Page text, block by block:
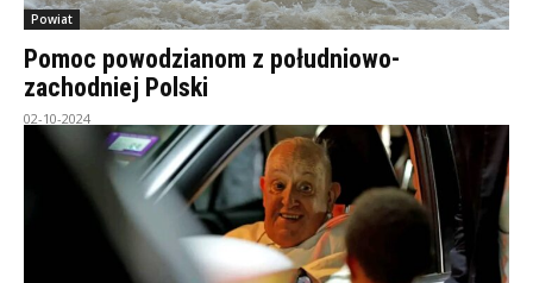
Powiat
Pomoc powodzianom z południowo-
zachodniej Polski
02-10-2024